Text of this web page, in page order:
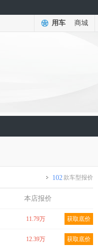
用车 商城
102款车型报价
本店报价
11.79万 获取底价
12.39万 获取底价